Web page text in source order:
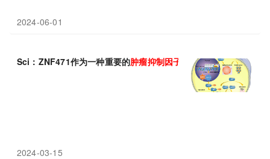
2024-06-01
Sci：ZNF471作为一种重要的肿瘤抑制因子 抑制肾癌的发生发展
2024-03-15